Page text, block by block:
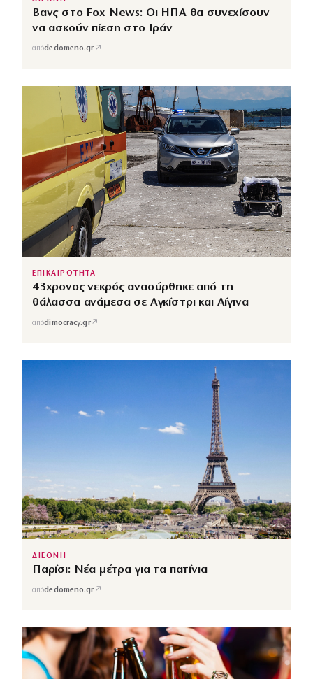
Βανς στο Fox News: Οι ΗΠΑ θα συνεχίσουν
να ασκούν πίεση στο Ιράν
απόdedomeno.gr ↗
ΕΠΙΚΑΙΡΟΤΗΤΑ
43χρονος νεκρός ανασύρθηκε από τη
θάλασσα ανάμεσα σε Αγκίστρι και Αίγινα
απόdimocracy.gr↗
ΔΙΕΘΝΗ
Παρίσι: Νέα μέτρα για τα πατίνια
απόdedomeno.gr ↗